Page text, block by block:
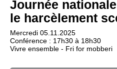
Journée
le harcèlement
Mercredi 05.11.2025
Conférence : 17h30 à 18h30
Vivre ensemble - Fri for mobberi